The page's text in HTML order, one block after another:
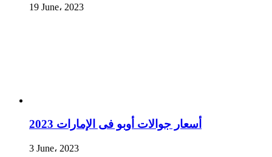
19 June، 2023
أسعار جوالات أوبو فى الإمارات 2023
3 June، 2023